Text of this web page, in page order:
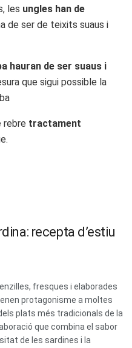
les ungles han de
de ser de teixits suaus i
hauran de ser suaus i
que sigui possible la
rebre tractament
recepta d’estiu
fresques i elaborades
protagonisme a moltes
plats més tradicionals de la
que combina el sabor
de les sardines i la